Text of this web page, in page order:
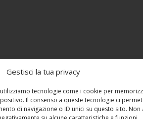
Gestisci la tua privacy
tecnologie come i cookie per
Il consenso a queste tecnologie ci
di navigazione o ID unici su questo sito. Non